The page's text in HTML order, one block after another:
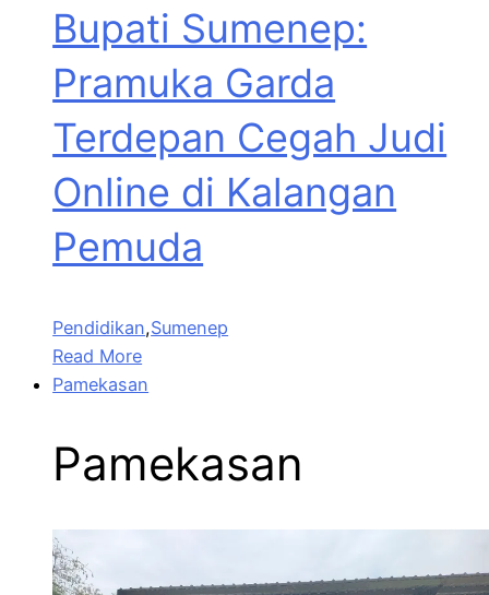
Bupati Sumenep:
Pramuka Garda
Terdepan Cegah Judi
Online di Kalangan
Pemuda
Pendidikan,Sumenep
Read More
Pamekasan
Pamekasan